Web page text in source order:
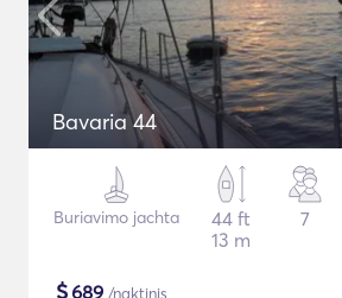
Bavaria 44
Buriavimo jachta
44 ft
13 m
7
$689 /naktinis